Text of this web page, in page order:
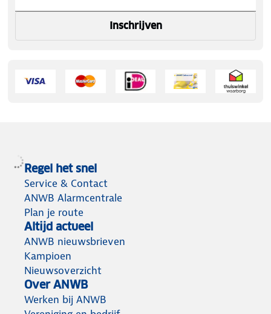
Inschrijven
Regel het snel
Service & Contact
ANWB Alarmcentrale
Plan je route
Altijd actueel
ANWB nieuwsbrieven
Kampioen
Nieuwsoverzicht
Over ANWB
Werken bij ANWB